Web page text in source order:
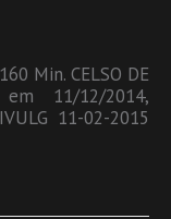
Min. CELSO DE
11/12/2014,
11-02-2015